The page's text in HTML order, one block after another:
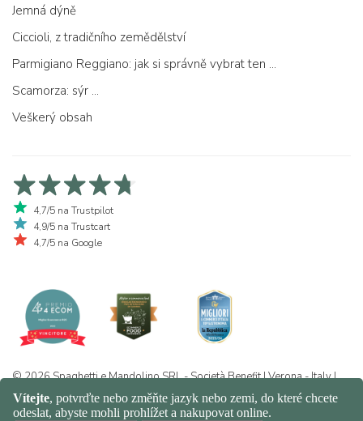
Jemná dýně
Ciccioli, z tradičního zemědělství
Parmigiano Reggiano: jak si správně vybrat ten pravý
Scamorza: sýr ...
Veškerý obsah
4,7/5 na Trustpilot
4,9/5 na Trustcart
4,7/5 na Google
© 2026 Spaghetti e Mandolino SRL - Società Benefit | Verona - Italy |
+39 351 865 9444 | P.I. IT04913730232 | Certificazione BIO: IT-BIO-
016.380-0110744.2026.001 | REA VR-455804 |Ochrana osobních